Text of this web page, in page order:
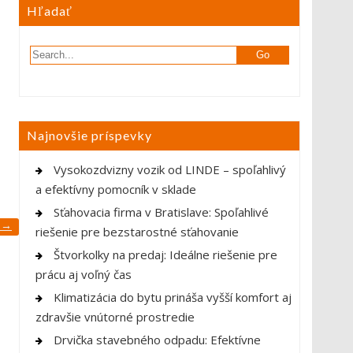
→
Hľadať
Najnovšie príspevky
Vysokozdvizny vozik od LINDE – spoľahlivý
a efektívny pomocník v sklade
Sťahovacia firma v Bratislave: Spoľahlivé
riešenie pre bezstarostné sťahovanie
Štvorkolky na predaj: Ideálne riešenie pre
prácu aj voľný čas
Klimatizácia do bytu prináša vyšší komfort aj
zdravšie vnútorné prostredie
Drvička stavebného odpadu: Efektívne